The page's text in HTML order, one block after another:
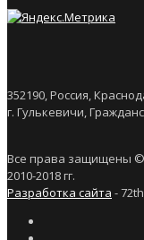
352190, Россия,
г. Гулькевичи,
Все права защищены ©
2010-2018 гг.
Разработка сайта -